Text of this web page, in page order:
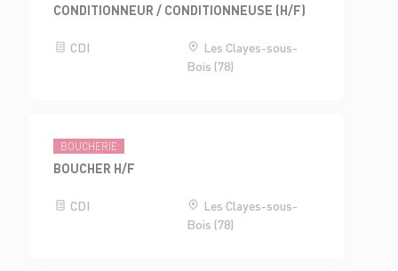
CONDITIONNEUR / CONDITIONNEUSE (H/F)
CDI
Les Clayes-sous-
Bois (78)
BOUCHERIE
BOUCHER H/F
CDI
Les Clayes-sous-
Bois (78)